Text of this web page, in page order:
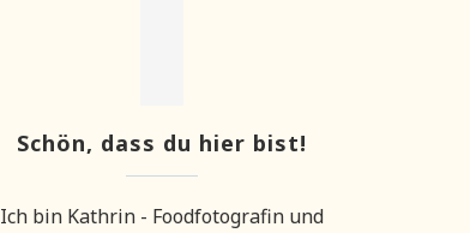
Schön, dass du hier bist!
Ich bin Kathrin - Foodfotografin und